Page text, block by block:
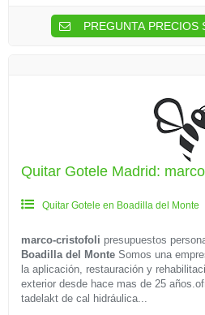
PREGUNTA PRECIOS
Quitar Gotele Madrid:
Quitar Gotele en Boadilla del Monte
marco-cristofoli presupuestos
Boadilla del Monte Somos una
la aplicación, restauración y
exterior desde hace mas de 25
tadelakt de cal hidráulica...